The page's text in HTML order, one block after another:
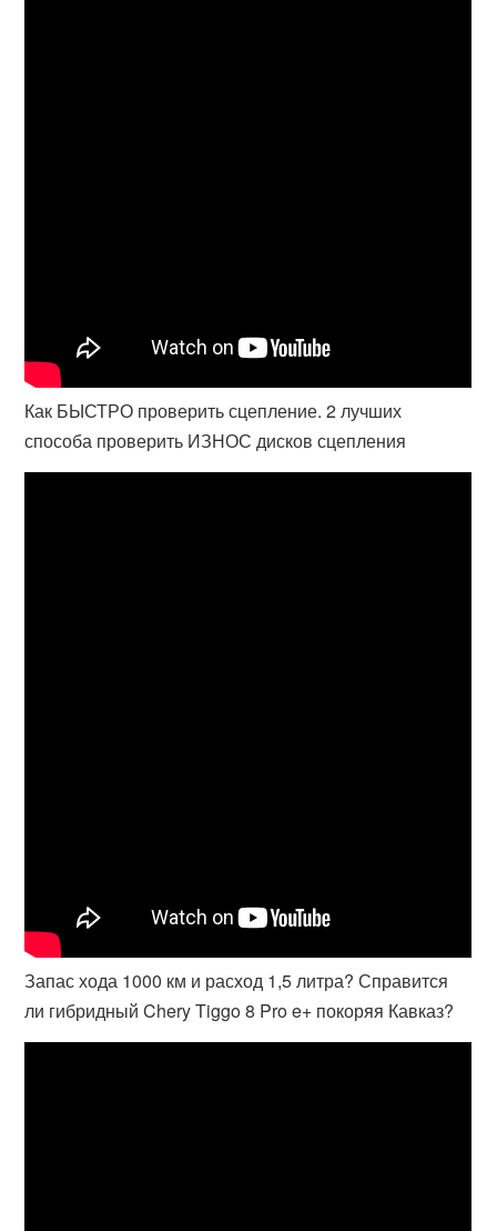
Как БЫСТРО проверить сцепление. 2 лучших
способа проверить ИЗНОС дисков сцепления
Запас хода 1000 км и расход 1,5 литра? Справится
ли гибридный Chery Tiggo 8 Pro e+ покоряя Кавказ?